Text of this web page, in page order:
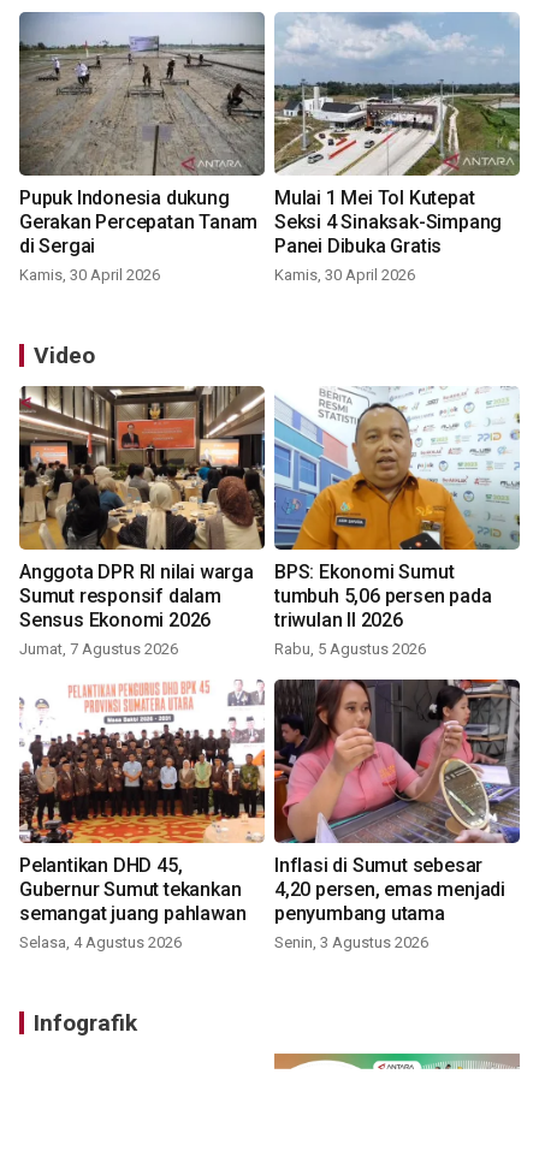
Pupuk Indonesia dukung
Gerakan Percepatan Tanam
di Sergai
Kamis, 30 April 2026
Mulai 1 Mei Tol Kutepat
Seksi 4 Sinaksak-Simpang
Panei Dibuka Gratis
Kamis, 30 April 2026
Video
Anggota DPR RI nilai warga
Sumut responsif dalam
Sensus Ekonomi 2026
Jumat, 7 Agustus 2026
BPS: Ekonomi Sumut
tumbuh 5,06 persen pada
triwulan II 2026
Rabu, 5 Agustus 2026
Pelantikan DHD 45,
Gubernur Sumut tekankan
semangat juang pahlawan
Selasa, 4 Agustus 2026
Inflasi di Sumut sebesar
4,20 persen, emas menjadi
penyumbang utama
Senin, 3 Agustus 2026
Infografik